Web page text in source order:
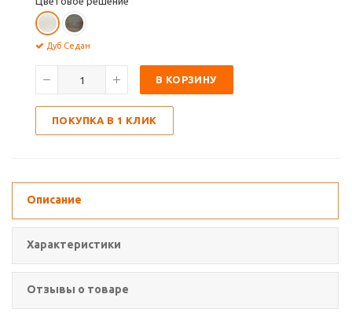
Дуб Седан
В КОРЗИНУ
ПОКУПКА В 1 КЛИК
Описание
Характеристики
Отзывы о товаре